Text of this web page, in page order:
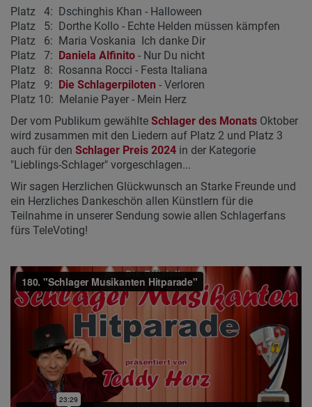
Platz 4: Dschinghis Khan - Halloween
Platz 5: Dorthe Kollo - Echte Helden müssen kämpfen
Platz 6: Maria Voskania Ich danke Dir
Platz 7:
Daniela Alfinito - Nur Du nicht
Platz 8: Rosanna Rocci - Festa Italiana
Platz 9:
Die Schlagerpiloten - Verloren
Platz 10: Melanie Payer - Mein Herz
Der vom Publikum gewählte Schlager des Monats Oktober
wird zusammen mit den Liedern auf Platz 2 und Platz 3
auch für den Schlager Preis 2024 in der Kategorie
"Lieblings-Schlager" vorgeschlagen...
Wir sagen Herzlichen Glückwunsch an Starke Freunde und
ein Herzliches Dankeschön allen Künstlern für die
Teilnahme in unserer Sendung sowie allen Schlagerfans
fürs TeleVoting!